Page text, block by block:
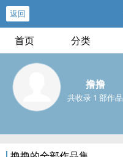
返回
首页 分类
撸撸
共收录 1 部作品